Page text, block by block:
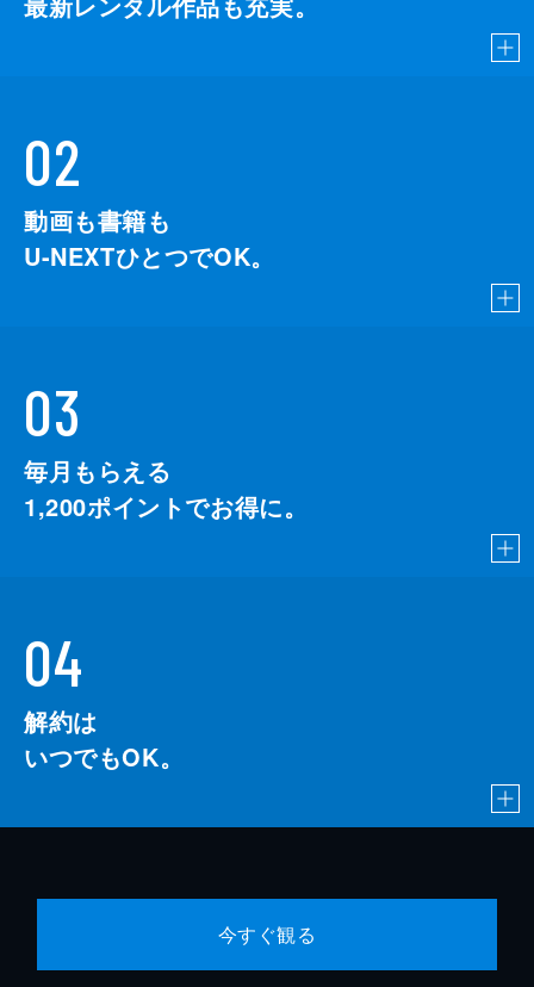
02
動画も書籍も
U-NEXTひとつでOK。
03
毎月もらえる
1,200ポイントでお得に。
04
解約は
いつでもOK。
今すぐ観る